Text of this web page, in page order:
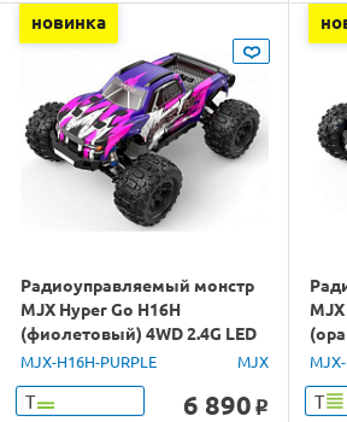
новинка
Радиоуправляемый монстр
MJX Hyper Go H16H
(фиолетовый) 4WD 2.4G LED
GPS 1/16 RTR
MJX-H16H-PURPLE MJX
Т 6 890 o
1/
Т